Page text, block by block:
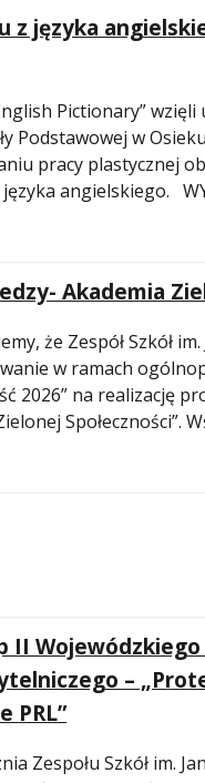
z języka
Pictionary” wzięli
Podstawowej w
pracy plastycznej
angielskiego.
Akademia
że Zespół Szkół im.
w ramach
2026” na realizację
Społeczności”.
II
–
PRL”
Zespołu Szkół im.